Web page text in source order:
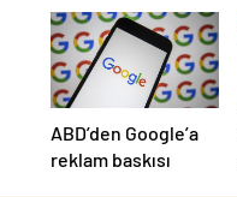
ABD’den Google’a
reklam baskısı